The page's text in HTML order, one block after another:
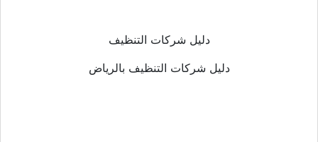
دليل شركات التنظيف
دليل شركات التنظيف بالرياض